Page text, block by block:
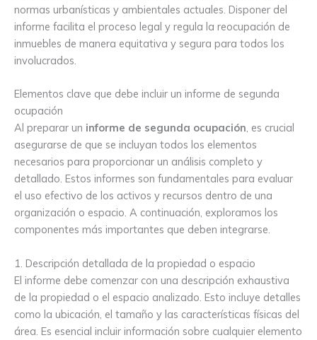
normas urbanísticas y ambientales actuales. Disponer del
informe facilita el proceso legal y regula la reocupación de
inmuebles de manera equitativa y segura para todos los
involucrados.
Elementos clave que debe incluir un informe de segunda
ocupación
Al preparar un informe de segunda ocupación, es crucial
asegurarse de que se incluyan todos los elementos
necesarios para proporcionar un análisis completo y
detallado. Estos informes son fundamentales para evaluar
el uso efectivo de los activos y recursos dentro de una
organización o espacio. A continuación, exploramos los
componentes más importantes que deben integrarse.
1. Descripción detallada de la propiedad o espacio
El informe debe comenzar con una descripción exhaustiva
de la propiedad o el espacio analizado. Esto incluye detalles
como la ubicación, el tamaño y las características físicas del
área. Es esencial incluir información sobre cualquier elemento